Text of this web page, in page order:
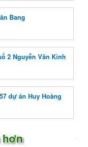
Bang
2 Nguyễn Văn Kỉnh
dự án Huy Hoàng